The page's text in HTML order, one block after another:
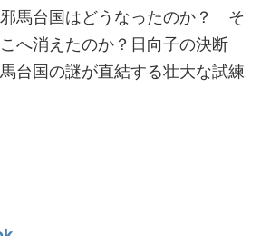
馬台国はどうなったのか？ そ
へ消えたのか？日向子の決断
台国の謎が直結する壮大な試練